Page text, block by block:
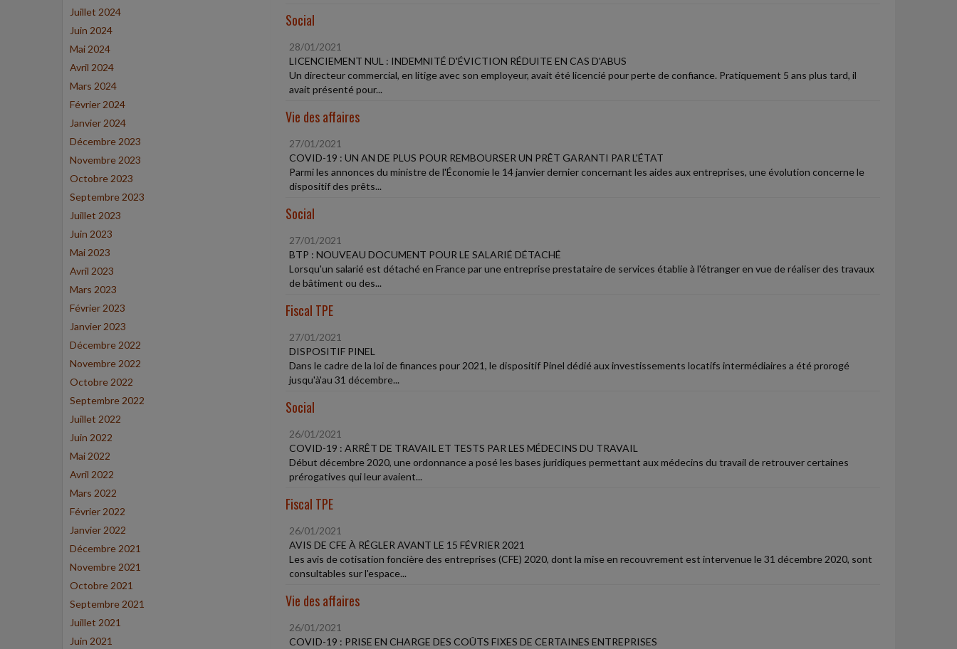
Juillet 2024
Juin 2024
Mai 2024
Avril 2024
Mars 2024
Février 2024
Janvier 2024
Décembre 2023
Novembre 2023
Octobre 2023
Septembre 2023
Juillet 2023
Juin 2023
Mai 2023
Avril 2023
Mars 2023
Février 2023
Janvier 2023
Décembre 2022
Novembre 2022
Octobre 2022
Septembre 2022
Juillet 2022
Juin 2022
Mai 2022
Avril 2022
Mars 2022
Février 2022
Janvier 2022
Décembre 2021
Novembre 2021
Octobre 2021
Septembre 2021
Juillet 2021
Juin 2021
Social
28/01/2021
LICENCIEMENT NUL : INDEMNITÉ D'ÉVICTION RÉDUITE EN CAS D'ABUS
Un directeur commercial, en litige avec son employeur, avait été licencié pour perte de confiance. Pratiquement 5 ans plus tard, il
avait présenté pour...
Vie des affaires
27/01/2021
COVID-19 : UN AN DE PLUS POUR REMBOURSER UN PRÊT GARANTI PAR L'ÉTAT
Parmi les annonces du ministre de l'Économie le 14 janvier dernier concernant les aides aux entreprises, une évolution concerne le
dispositif des prêts...
Social
27/01/2021
BTP : NOUVEAU DOCUMENT POUR LE SALARIÉ DÉTACHÉ
Lorsqu'un salarié est détaché en France par une entreprise prestataire de services établie à l'étranger en vue de réaliser des travaux
de bâtiment ou des...
Fiscal TPE
27/01/2021
DISPOSITIF PINEL
Dans le cadre de la loi de finances pour 2021, le dispositif Pinel dédié aux investissements locatifs intermédiaires a été prorogé
jusqu'à'au 31 décembre...
Social
26/01/2021
COVID-19 : ARRÊT DE TRAVAIL ET TESTS PAR LES MÉDECINS DU TRAVAIL
Début décembre 2020, une ordonnance a posé les bases juridiques permettant aux médecins du travail de retrouver certaines
prérogatives qui leur avaient...
Fiscal TPE
26/01/2021
AVIS DE CFE À RÉGLER AVANT LE 15 FÉVRIER 2021
Les avis de cotisation foncière des entreprises (CFE) 2020, dont la mise en recouvrement est intervenue le 31 décembre 2020, sont
consultables sur l'espace...
Vie des affaires
26/01/2021
COVID-19 : PRISE EN CHARGE DES COÛTS FIXES DE CERTAINES ENTREPRISES